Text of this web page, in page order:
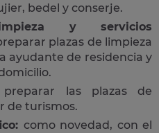
bedel y conserje.
y servicios
plazas de limpieza
ayudante de residencia y
preparar las plazas de
de turismos.
como novedad, con el